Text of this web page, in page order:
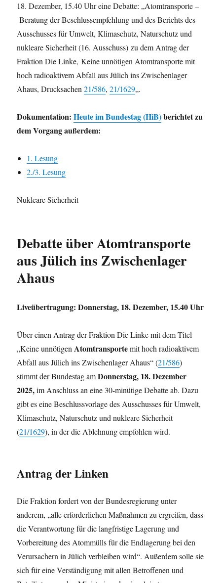
18. Dezember, 15.40 Uhr eine Debatte: „Atomtransporte –
Beratung der Beschlussempfehlung und des Berichts des
Ausschusses für Umwelt, Klimaschutz, Naturschutz und
nukleare Sicherheit (16. Ausschuss) zu dem Antrag der
Fraktion Die Linke, Keine unnötigen Atomtransporte mit
hoch radioaktivem Abfall aus Jülich ins Zwischenlager
Ahaus, Drucksachen21/586,21/1629„.
Dokumentation:Heute im Bundestag (HiB)berichtet zu
dem Vorgang außerdem:
1. Lesung
2./3. Lesung
Nukleare Sicherheit
Debatte über Atomtransporte
aus Jülich ins Zwischenlager
Ahaus
Liveübertragung: Donnerstag, 18. Dezember, 15.40 Uhr
Über einen Antrag der Fraktion Die Linke mit dem Titel
„Keine unnötigenAtomtransportemit hoch radioaktivem
Abfall aus Jülich ins Zwischenlager Ahaus“ (21/586)
stimmt der Bundestag amDonnerstag, 18. Dezember
2025,im Anschluss an eine 30-minütige Debatte ab. Dazu
gibt es eine Beschlussvorlage des Ausschusses für Umwelt,
Klimaschutz, Naturschutz und nukleare Sicherheit
(21/1629), in der die Ablehnung empfohlen wird.
Antrag der Linken
Die Fraktion fordert von der Bundesregierung unter
anderem, „alle erforderlichen Maßnahmen zu ergreifen, dass
die Verantwortung für die langfristige Lagerung und
Vorbereitung des Atommülls für die Endlagerung bei den
Verursachern in Jülich verbleiben wird“. Außerdem solle sie
sich für eine Verständigung mit allen Betroffenen und